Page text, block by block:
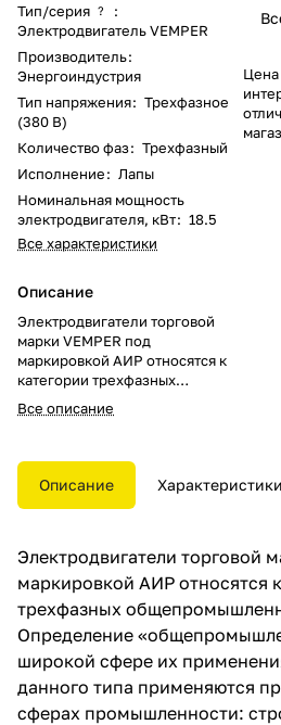
Тип/серия ?
:
Электродвигатель VEMPER
Производитель:
Энергоиндустрия
Тип напряжения: Трехфазное
(380 В)
Количество фаз: Трехфазный
Исполнение: Лапы
Номинальная мощность
электродвигателя, кВт: 18.5
Все характеристики
Описание
Электродвигатели торговой
марки VEMPER под
маркировкой АИР относятся к
категории трехфазных
общепромышленных
двигателей. Определение
о широкой сфере их
применения. Электродвигатели
данного типа применяются
строительной технике
(подъемные краны), в системах
промышленной вентиляции
(котельные, хранилища), в
комплектации с
промышленными насосами,
компрессорами и другими
типами оборудования.
Все описание
Цена
Описание Характеристики
Электродвигатели торговой
маркировкой АИР относятся
трехфазных
Определение
широкой сфере их
данного типа применяются
сферах промышленности: